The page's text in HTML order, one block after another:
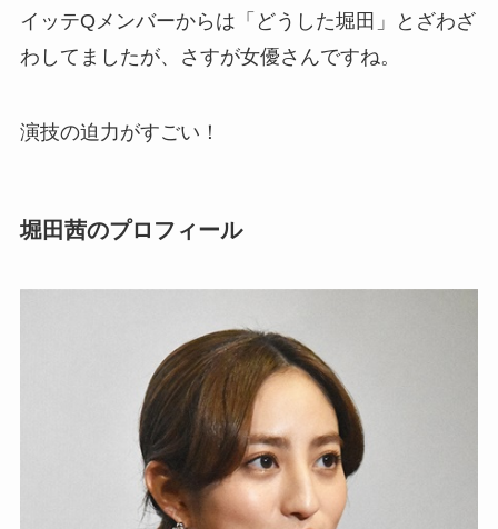
イッテQメンバーからは「どうした堀田」とざわざ
わしてましたが、さすが女優さんですね。
演技の迫力がすごい！
堀田茜のプロフィール